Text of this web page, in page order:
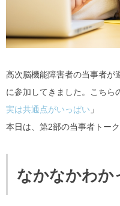
高次脳機能障害者の当事者が
に参加してきました。こちら
実は共通点がいっぱい 」
本日は、第2部の当事者トー
なかなかわか